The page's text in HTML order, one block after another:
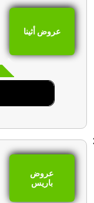
عروض أثينا
عروض
باريس